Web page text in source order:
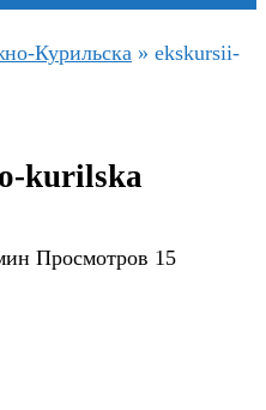
Курильска » ekskursii-
kurilska
Просмотров 15